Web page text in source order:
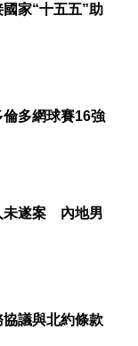
家“十五五”助
多網球賽16強
未遂案 內地男
議與北約條款